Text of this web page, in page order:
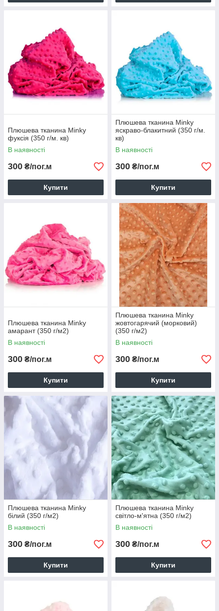
Плюшева тканина Minky
фуксія (350 г/м. кв)
В наявності
300 ₴/пог.м
Купити
Плюшева тканина Minky
яскраво-блакитний (350 г/м.
кв)
В наявності
300 ₴/пог.м
Купити
Плюшева тканина Minky
амарант (350 г/м2)
В наявності
300 ₴/пог.м
Купити
Плюшева тканина Minky
жовтогарячий (морковий)
(350 г/м2)
В наявності
300 ₴/пог.м
Купити
Плюшева тканина Minky
білий (350 г/м2)
В наявності
300 ₴/пог.м
Купити
Плюшева тканина Minky
світло-м'ятна (350 г/м2)
В наявності
300 ₴/пог.м
Купити